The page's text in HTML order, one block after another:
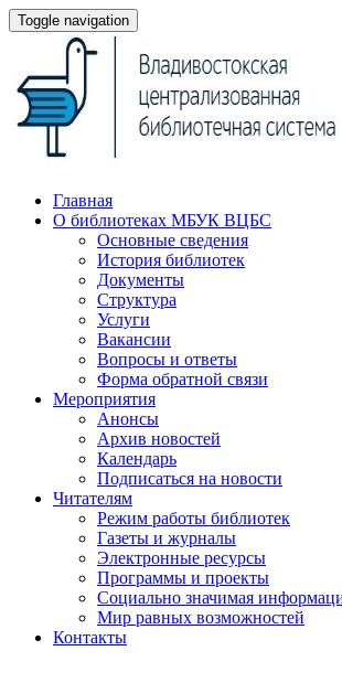
Toggle navigation
Главная
О библиотеках МБУК ВЦБС
Основные сведения
История библиотек
Документы
Структура
Услуги
Вакансии
Вопросы и ответы
Форма обратной связи
Мероприятия
Анонсы
Архив новостей
Календарь
Подписаться на новости
Читателям
Режим работы библиотек
Газеты и журналы
Электронные ресурсы
Программы и проекты
Социально значимая
Мир равных возможностей
Контакты